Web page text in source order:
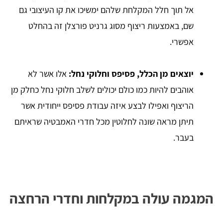
אל תוך חלל המקלחת שלהם ימשיכו את קו העיצובי גם
שם, באמצעות ריצוף מסוג גרניט פורצלן זה בהחלט
אפשרי.
יוצאים מן הכלל, פסיפס וחלוקי נחל: אלו אשר לא
אוהבים להיות כמו כולם יכולים לשלב חלוקי נחל כחלק מן
הריצוף ואפילו לבצע איזה עבודת פסיפס ייחודית אשר
תיתן מראה שונה לחלוטין מכל חדרי האמבטיה שראיתם
בעבר.
המגמה עולה במקלחות וחדרי הרחצה